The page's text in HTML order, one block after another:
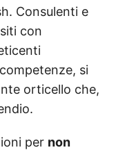
Consulenti e
con
si
orticello che,
per non